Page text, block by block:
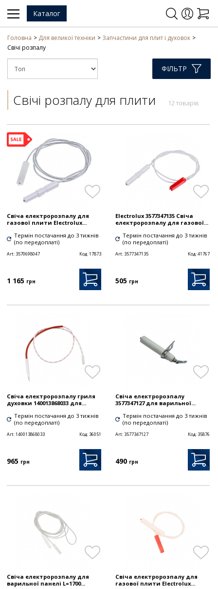
Каталог
Головна Для великої техніки
Запчастини для плит і духовок
Свічі розпалу
ФІЛЬТР
Свічі розпалу для плити 12 товарів
Свіча електророзпалу для
газової плити Electrolux...
Термін постачання до 3 тижнів
(по передоплаті)
Art: 3570698047 Код:17873
1 165 грн
Electrolux 3577347135 Свіча
електророзпалу для газової...
Термін постачання до 3 тижнів
(по передоплаті)
Art: 3577347135 Код:41767
505 грн
Свіча електророзпалу гриля
духовки 140013868033 для...
Термін постачання до 3 тижнів
(по передоплаті)
Art:140013868033 Код: 36051
965 грн
Свіча електророзпалу
3577347127 для варильної...
Термін постачання до 3 тижнів
(по передоплаті)
Art: 3577347127 Код: 35876
490 грн
Свіча електророзпалу для
варильної панелі L=1700...
Свіча електророзпалу для
газової плити Electrolux...